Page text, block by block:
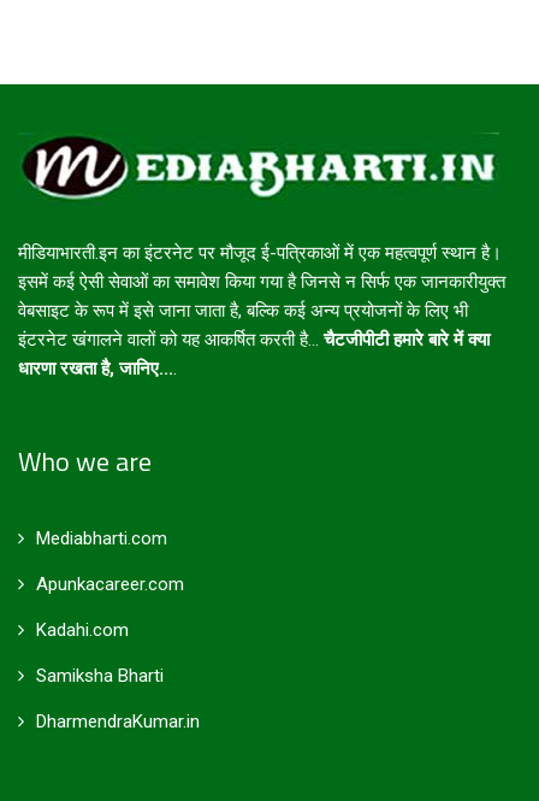
मीडियाभारती.इन का इंटरनेट पर मौजूद ई-पत्रिकाओं में एक महत्वपूर्ण स्थान है।
इसमें कई ऐसी सेवाओं का समावेश किया गया है जिनसे न सिर्फ एक जानकारीयुक्त
वेबसाइट के रूप में इसे जाना जाता है, बल्कि कई अन्य प्रयोजनों के लिए भी
इंटरनेट खंगालने वालों को यह आकर्षित करती है... चैटजीपीटी हमारे बारे में क्या
धारणा रखता है, जानिए....
Who we are
Mediabharti.com
Apunkacareer.com
Kadahi.com
Samiksha Bharti
DharmendraKumar.in